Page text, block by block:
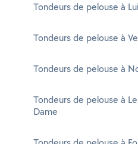
Tondeurs de pelouse à
Tondeurs de pelouse à
Tondeurs de pelouse à
Tondeurs de pelouse à
Dame